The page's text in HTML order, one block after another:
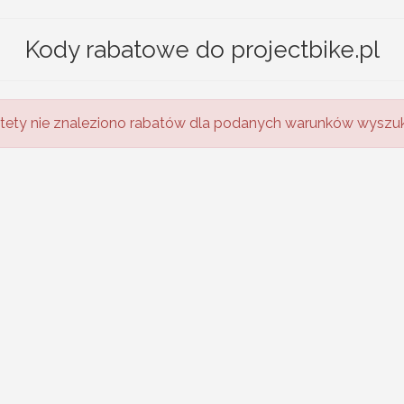
Kody rabatowe do projectbike.pl
nie znaleziono rabatów dla podanych warunków